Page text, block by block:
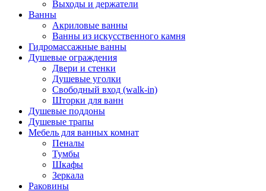
Выходы и держатели
Ванны
Акриловые ванны
Ванны из искусственного камня
Гидромассажные ванны
Душевые ограждения
Двери и стенки
Душевые уголки
Свободный вход (walk-in)
Шторки для ванн
Душевые поддоны
Душевые трапы
Мебель для ванных комнат
Пеналы
Тумбы
Шкафы
Зеркала
Раковины